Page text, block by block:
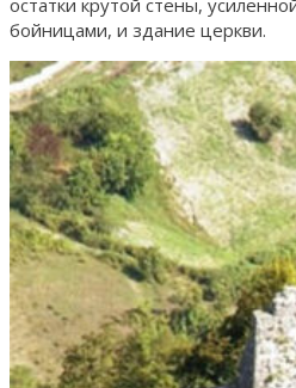
бойницами, и здание церкви.